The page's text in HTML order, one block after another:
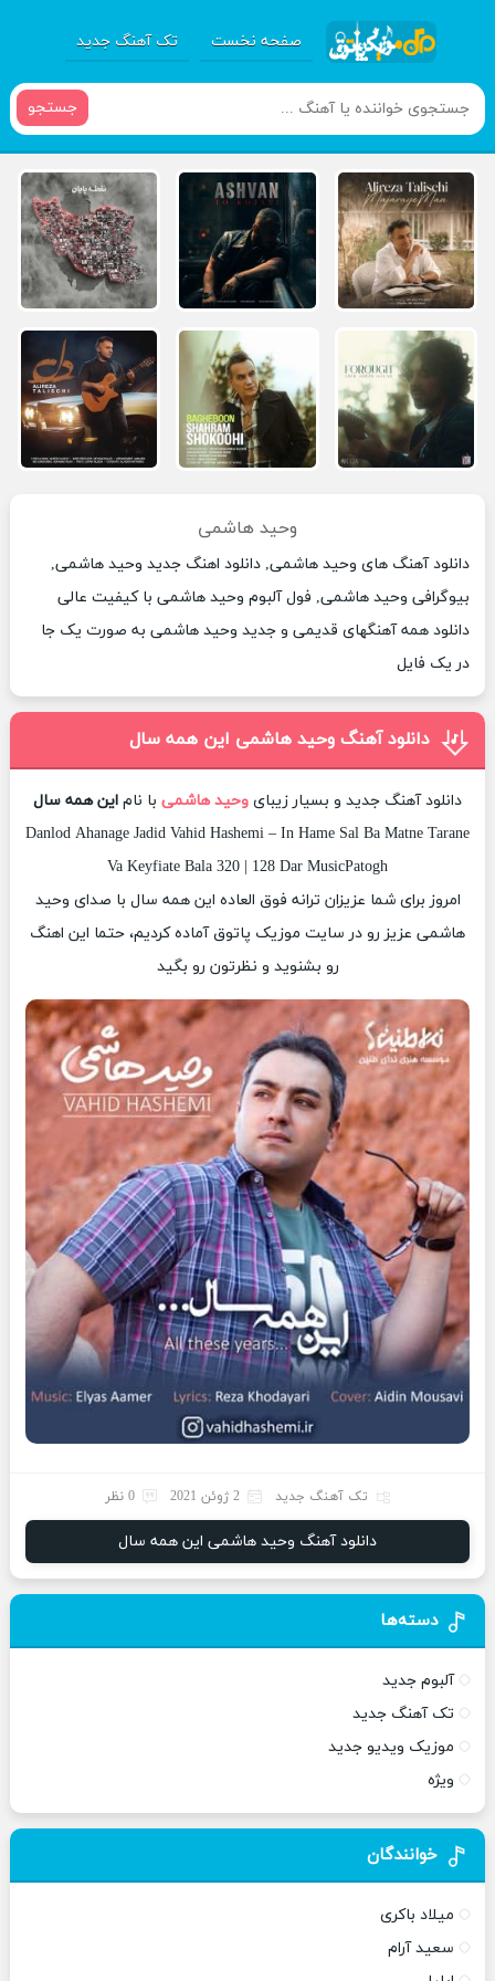
صفحه نخست تک آهنگ جدید
جستجو
وحید هاشمی
دانلود آهنگ های وحید هاشمی, دانلود اهنگ جدید وحید هاشمی,
بیوگرافی وحید هاشمی, فول آلبوم وحید هاشمی با کیفیت عالی
دانلود همه آهنگهای قدیمی و جدید وحید هاشمی به صورت یک جا
در یک فایل
دانلود آهنگ وحید هاشمی این همه سال
دانلود آهنگ جدید و بسیار زیبای وحید هاشمی با نام این همه سال
Danlod Ahanage Jadid Vahid Hashemi – In Hame Sal Ba Matne Tarane
Va Keyfiate Bala 320 | 128 Dar MusicPatogh
امروز برای شما عزیزان ترانه فوق العاده این همه سال با صدای وحید
هاشمی عزیز رو در سایت موزیک پاتوق آماده کردیم، حتما این اهنگ
رو بشنوید و نظرتون رو بگید
تک آهنگ جدید 2 ژوئن 2021 0 نظر
دانلود آهنگ وحید هاشمی این همه سال
دسته‌ها
آلبوم جدید
تک آهنگ جدید
موزیک ویدیو جدید
ویژه
خوانندگان
میلاد باکری
سعید آرام